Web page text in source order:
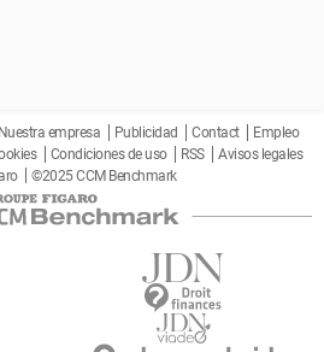
Nuestra empresa Publicidad Contact
Empleo
Condiciones de uso RSS
Avisos legales
©2025 CCM Benchmark